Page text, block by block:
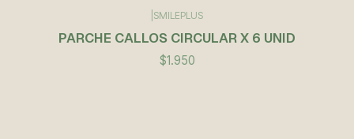
SMILEPLUS
PARCHE CALLOS CIRCULAR X 6 UNID
$1.950